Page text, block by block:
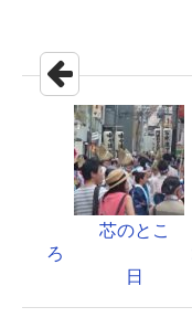
芯のとこ
ろ ２
日